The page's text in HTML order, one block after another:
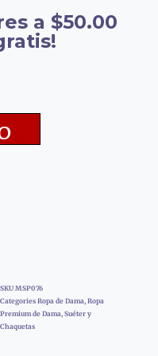
a $50.00
SKU MSP076
Categories Ropa de Dama, Ropa
Premium de Dama, Suéter y
Chaquetas